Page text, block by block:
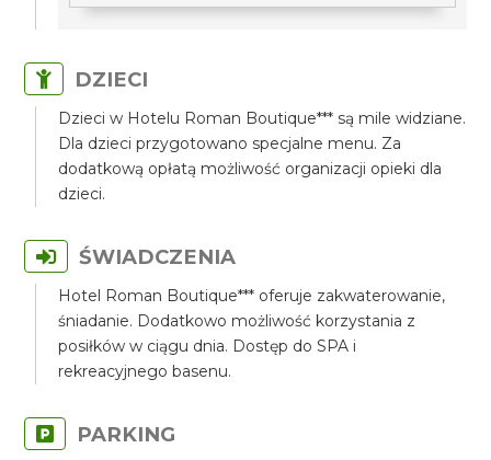
DZIECI
Dzieci w Hotelu Roman Boutique*** są mile widziane.
Dla dzieci przygotowano specjalne menu. Za
dodatkową opłatą możliwość organizacji opieki dla
dzieci.
ŚWIADCZENIA
Hotel Roman Boutique*** oferuje zakwaterowanie,
śniadanie. Dodatkowo możliwość korzystania z
posiłków w ciągu dnia. Dostęp do SPA i
rekreacyjnego basenu.
PARKING